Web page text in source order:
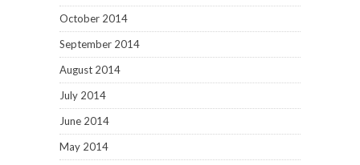
October 2014
September 2014
August 2014
July 2014
June 2014
May 2014